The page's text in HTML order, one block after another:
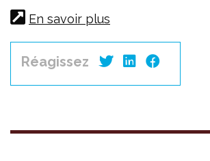
En savoir plus
Réagissez